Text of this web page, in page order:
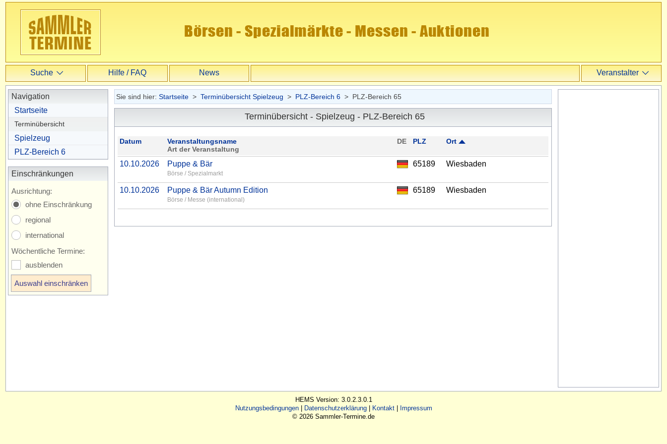
SucheSuche Hilfe / FAQ News Veranstalter
Veranstalter
Navigation
Startseite
Terminübersicht
Spielzeug
PLZ-Bereich 6
Einschränkungen
Ausrichtung:
ohne Einschränkung
regional
international
Wöchentliche Termine:
ausblenden
Sie sind hier: Startseite > Terminübersicht Spielzeug > PLZ-Bereich 6 > PLZ-Bereich 65
Terminübersicht - Spielzeug - PLZ-Bereich 65
Datum
Veranstaltungsname
Art der Veranstaltung
DE PLZ Ort
10.10.2026 Puppe & Bär
Börse / Spezialmarkt
65189 Wiesbaden
10.10.2026 Puppe & Bär Autumn Edition
Börse / Messe (international)
65189 Wiesbaden
HEMS Version: 3.0.2.3.0.1
Nutzungsbedingungen
Datenschutzerklärung Kontakt
Impressum
© 2026 Sammler-Termine.de